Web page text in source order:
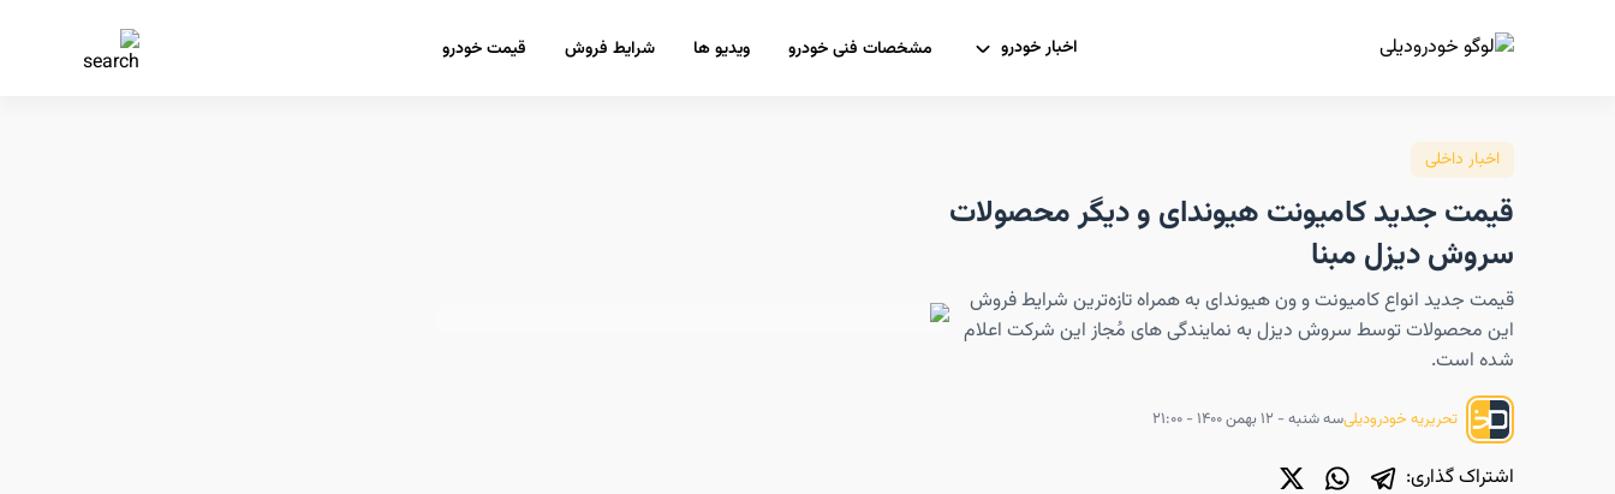
اخبار خودرو مشخصات فنی خودرو ویدیو ها شرایط فروش قیمت خودرو
اخبار داخلی
قیمت جدید کامیونت هیوندای و دیگر محصولات
سروش دیزل مبنا
قیمت جدید انواع کامیونت و ون هیوندای به همراه تازه‌ترین شرایط فروش
این محصولات توسط سروش دیزل به نمایندگی های مُجاز این شرکت اعلام
شده است.
تحریریه خودرودیلیسه شنبه - ۱۲ بهمن ۱۴۰۰ - ۲۱:۰۰
اشتراک گذاری: